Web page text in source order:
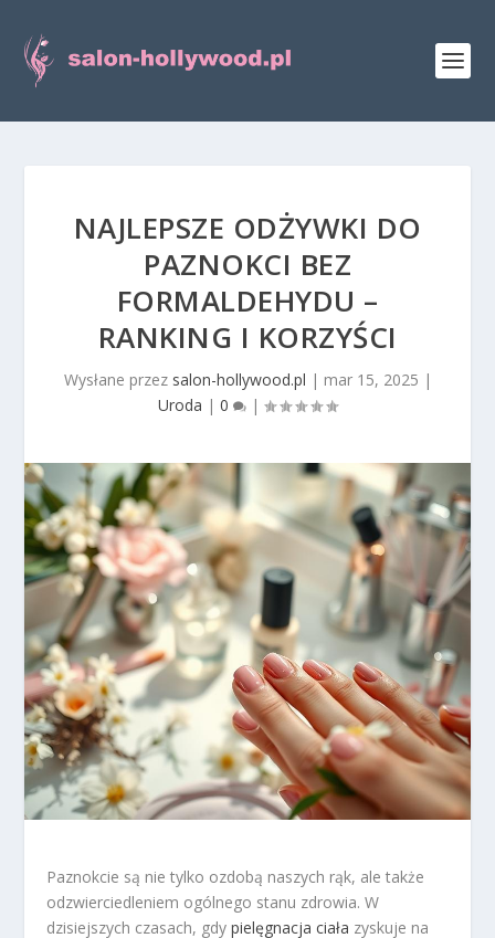
NAJLEPSZE ODŻYWKI DO
PAZNOKCI BEZ
FORMALDEHYDU –
RANKING I KORZYŚCI
Wysłane przez salon-hollywood.pl | mar 15, 2025 |
Uroda | 0 |
Paznokcie są nie tylko ozdobą naszych rąk, ale także
odzwierciedleniem ogólnego stanu zdrowia. W
dzisiejszych czasach, gdypielęgnacja ciała zyskuje na